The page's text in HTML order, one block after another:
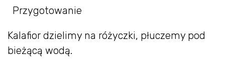
Przygotowanie
Kalafior dzielimy na różyczki, płuczemy pod
bieżącą wodą.